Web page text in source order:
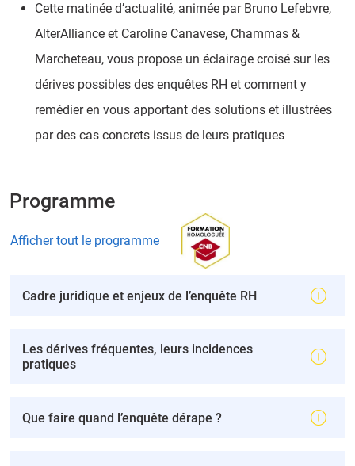
Cette matinée d’actualité, animée par Bruno Lefebvre,
AlterAlliance et Caroline Canavese, Chammas &
Marcheteau, vous propose un éclairage croisé sur les
dérives possibles des enquêtes RH et comment y
remédier en vous apportant des solutions et illustrées
par des cas concrets issus de leurs pratiques
Programme
Afficher tout le programme
Cadre juridique et enjeux de l’enquête RH
Les dérives fréquentes, leurs incidences
pratiques
Que faire quand l’enquête dérape ?